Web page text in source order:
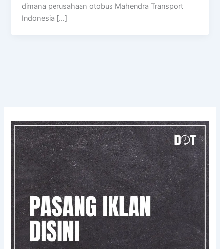
dimana perusahaan otobus Mahendra Transport
Indonesia […]